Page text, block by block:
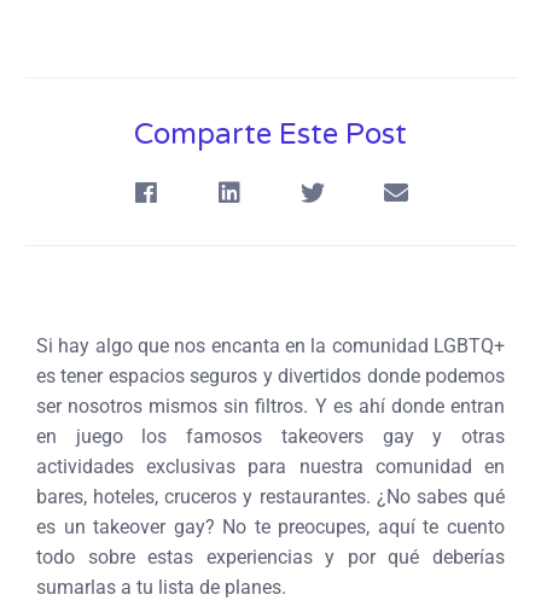
Comparte Este Post
Si hay algo que nos encanta en la comunidad LGBTQ+
es tener espacios seguros y divertidos donde podemos
ser nosotros mismos sin filtros. Y es ahí donde entran
en juego los famosos takeovers gay y otras
actividades exclusivas para nuestra comunidad en
bares, hoteles, cruceros y restaurantes. ¿No sabes qué
es un takeover gay? No te preocupes, aquí te cuento
todo sobre estas experiencias y por qué deberías
sumarlas a tu lista de planes.